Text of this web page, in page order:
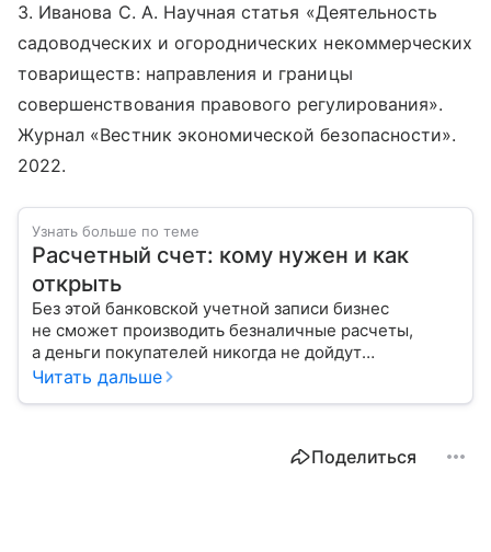
3. Иванова С. А. Научная статья «Деятельность
садоводческих и огороднических некоммерческих
товариществ: направления и границы
совершенствования правового регулирования».
Журнал «Вестник экономической безопасности».
2022.
Узнать больше по теме
Расчетный счет: кому нужен и как
открыть
Без этой банковской учетной записи бизнес
не сможет производить безналичные расчеты,
а деньги покупателей никогда не дойдут
до получателя. Речь идет о расчетном счете.
Читать дальше
Поделиться